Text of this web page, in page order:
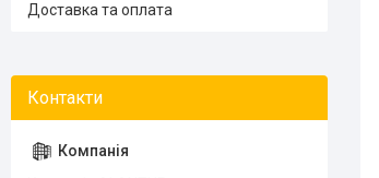
Доставка та оплата